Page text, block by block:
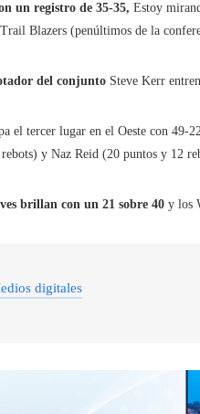
un registro de 35-35, Estoy
Blazers (penúltimos de la
del conjunto Steve Kerr
el tercer lugar en el Oeste con 49-
y Naz Reid (20 puntos y 12
brillan con un 21 sobre 40 y los
digitales